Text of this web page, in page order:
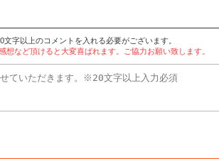
文字以上のコメントを入れる必要がございます。
など頂けると大変喜ばれます。ご協力お願い致します。